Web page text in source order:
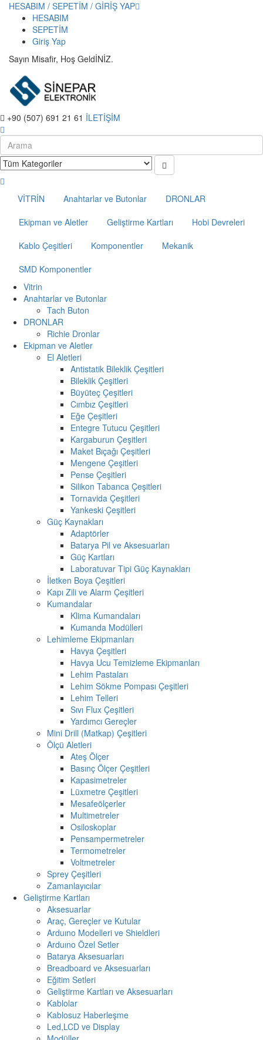
HESABIM / SEPETİM / GİRİŞ YAP
HESABIM
SEPETİM
Giriş Yap
Sayın Misafir, Hoş GeldİNİZ.
+90 (507) 691 21 61 İLETİŞİM
VİTRİN Anahtarlar ve Butonlar
DRONLAR
Ekipman ve Aletler
Geliştirme Kartları
Hobi Devreleri
Kablo Çeşitleri
Komponentler
Mekanik
SMD Komponentler
Vitrin
Anahtarlar ve Butonlar
Tach Buton
DRONLAR
Richie Dronlar
Ekipman ve Aletler
El Aletleri
Antistatik Bileklik Çeşitleri
Bileklik Çeşitleri
Büyüteç Çeşitleri
Cımbız Çeşitleri
Eğe Çeşitleri
Entegre Tutucu Çeşitleri
Kargaburun Çeşitleri
Maket Bıçağı Çeşitleri
Mengene Çeşitleri
Pense Çeşitleri
Silikon Tabanca Çeşitleri
Tornavida Çeşitleri
Yankeski Çeşitleri
Güç Kaynakları
Adaptörler
Batarya Pil ve Aksesuarları
Güç Kartları
Laboratuvar Tipi Güç Kaynakları
İletken Boya Çeşitleri
Kapı Zili ve Alarm Çeşitleri
Kumandalar
Klima Kumandaları
Kumanda Modülleri
Lehimleme Ekipmanları
Havya Çeşitleri
Havya Ucu Temizleme Ekipmanları
Lehim Pastaları
Lehim Sökme Pompası Çeşitleri
Lehim Telleri
Sıvı Flux Çeşitleri
Yardımcı Gereçler
Mini Drill (Matkap) Çeşitleri
Ölçü Aletleri
Ateş Ölçer
Basınç Ölçer Çeşitleri
Kapasimetreler
Lüxmetre Çeşitleri
Mesafeölçerler
Multimetreler
Osiloskoplar
Pensampermetreler
Termometreler
Voltmetreler
Sprey Çeşitleri
Zamanlayıcılar
Geliştirme Kartları
Aksesuarlar
Araç, Gereçler ve Kutular
Arduıno Modelleri ve Shieldleri
Arduıno Özel Setler
Batarya Aksesuarları
Breadboard ve Aksesuarları
Eğitim Setleri
Geliştirme Kartları ve Aksesuarları
Kablolar
Kablosuz Haberleşme
Led,LCD ve Display